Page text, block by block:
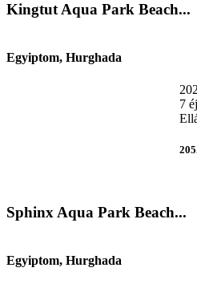
Kingtut Aqua Park Beach...
Egyiptom, Hurghada
7
Sphinx Aqua Park Beach...
Egyiptom, Hurghada